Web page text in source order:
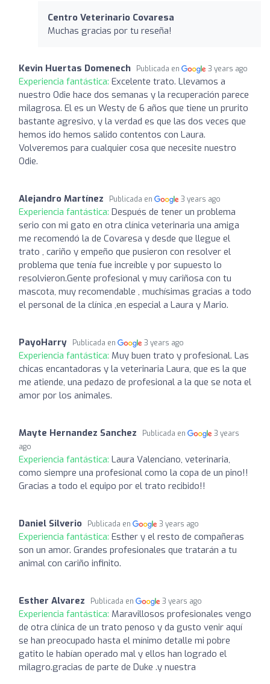
Centro Veterinario Covaresa
Muchas gracias por tu reseña!
Kevin Huertas Domenech Publicada en 3 years ago
Experiencia fantástica: Excelente trato. Llevamos a
nuestro Odie hace dos semanas y la recuperación parece
milagrosa. El es un Westy de 6 años que tiene un prurito
bastante agresivo, y la verdad es que las dos veces que
hemos ido hemos salido contentos con Laura.
Volveremos para cualquier cosa que necesite nuestro
Odie.
Alejandro Martínez Publicada en 3 years ago
Experiencia fantástica: Después de tener un problema
serio con mi gato en otra clínica veterinaria una amiga
me recomendó la de Covaresa y desde que llegue el
trato , cariño y empeño que pusieron con resolver el
problema que tenía fue increíble y por supuesto lo
resolvieron.Gente profesional y muy cariñosa con tu
mascota, muy recomendable , muchísimas gracias a todo
el personal de la clínica ,en especial a Laura y Mario.
PayoHarry Publicada en 3 years ago
Experiencia fantástica: Muy buen trato y profesional. Las
chicas encantadoras y la veterinaria Laura, que es la que
me atiende, una pedazo de profesional a la que se nota el
amor por los animales.
Mayte Hernandez Sanchez Publicada en
3 years
ago
Experiencia fantástica: Laura Valenciano, veterinaria,
como siempre una profesional como la copa de un pino!!
Gracias a todo el equipo por el trato recibido!!
Daniel Silverio Publicada en 3 years ago
Experiencia fantástica: Esther y el resto de compañeras
son un amor. Grandes profesionales que tratarán a tu
animal con cariño infinito.
Esther Alvarez Publicada en 3 years ago
Experiencia fantástica: Maravillosos profesionales vengo
de otra clínica de un trato penoso y da gusto venir aquí
se han preocupado hasta el mínimo detalle mi pobre
gatito le habían operado mal y ellos han logrado el
milagro.gracias de parte de Duke .y nuestra